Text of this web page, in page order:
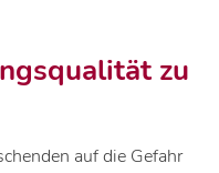
zu
auf die Gefahr